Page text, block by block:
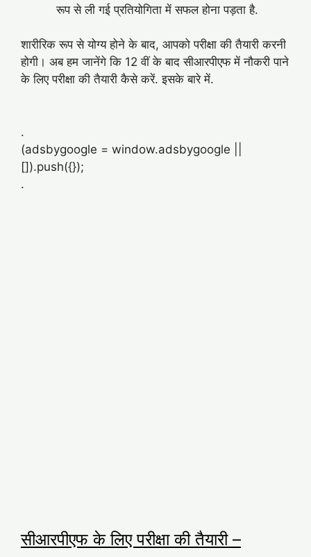
रूप से ली गई प्रतियोगिता में सफल होना पड़ता है.
शारीरिक रूप से योग्य होने के बाद, आपको परीक्षा की तैयारी करनी
होगी। अब हम जानेंगे कि 12 वीं के बाद सीआरपीएफ में नौकरी पाने
के लिए परीक्षा की तैयारी कैसे करें. इसके बारे में.
.
(adsbygoogle = window.adsbygoogle ||
[]).push({});
.
सीआरपीएफ के लिए परीक्षा की तैयारी –